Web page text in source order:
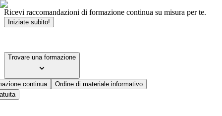
Ricevi raccomandazioni di formazione continua su misura per te.
Iniziate subito!
Trovare una formazione
continua
Ordine di materiale informativo